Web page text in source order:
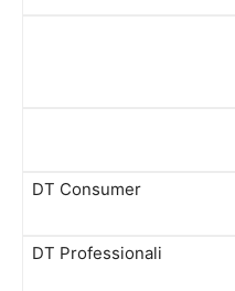
DT Consumer
DT Professionali